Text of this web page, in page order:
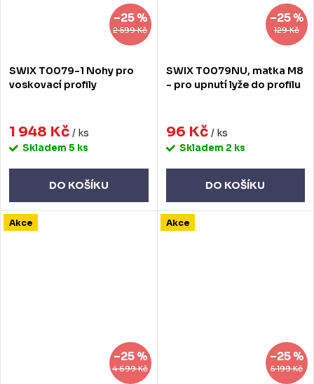
2 599 Kč
–25 %
SWIX T0079-1 Nohy pro
voskovací profily
1 948 Kč / ks
Skladem 5 ks
DO KOŠÍKU
129 Kč
–25 %
SWIX T0079NU, matka M8
- pro upnutí lyže do profilu
96 Kč / ks
Skladem 2 ks
DO KOŠÍKU
Akce
4 699 Kč
–25 %
Akce
5 199 Kč
–25 %